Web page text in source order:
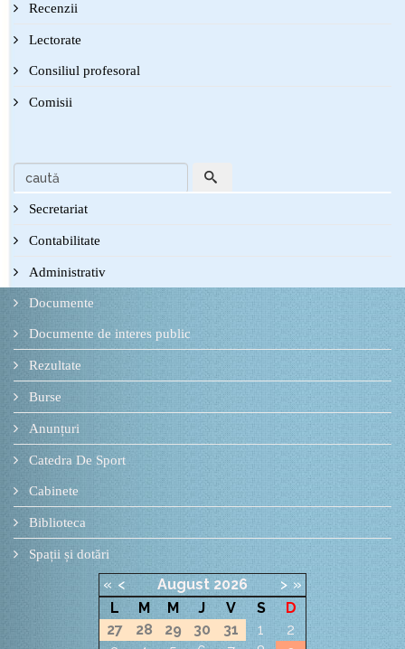
Recenzii
Lectorate
Consiliul profesoral
Comisii
Secretariat
Contabilitate
Administrativ
Documente
Documente de interes public
Rezultate
Burse
Anunțuri
Catedra De Sport
Cabinete
Biblioteca
Spații și dotări
« < August 2026 > »
L
M M J V S
D
27
28 29 30 31 1
2